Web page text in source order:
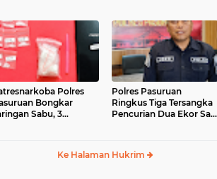
Polres
Bongkar
Sabu, 3
Polres Pasuruan
Ringkus Tiga Tersangka
Pencurian Dua Ekor Sapi
Ke Halaman Hukrim